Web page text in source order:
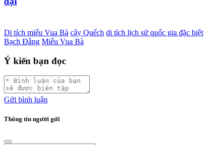
Di tích miếu Vua Bà cây Quếch di tích lịch sử quốc gia đặc biệt
Bạch Đằng Miếu Vua Bà
Ý kiến bạn đọc
Gửi bình luận
Thông tin người gửi